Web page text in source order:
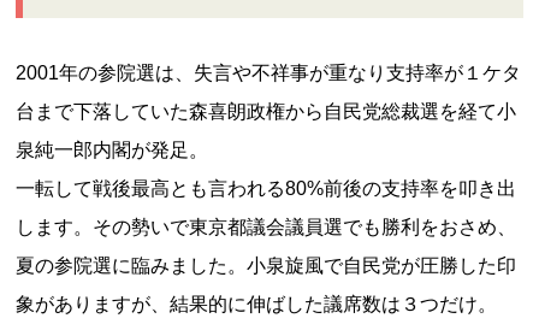
2001年の参院選は、失言や不祥事が重なり支持率が１ケタ
台まで下落していた森喜朗政権から自民党総裁選を経て小
泉純一郎内閣が発足。
一転して戦後最高とも言われる80%前後の支持率を叩き出
します。その勢いで東京都議会議員選でも勝利をおさめ、
夏の参院選に臨みました。小泉旋風で自民党が圧勝した印
象がありますが、結果的に伸ばした議席数は３つだけ。